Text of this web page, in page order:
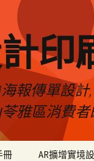
印
報傳單設
雅區消費者
冊 AR擴增實境